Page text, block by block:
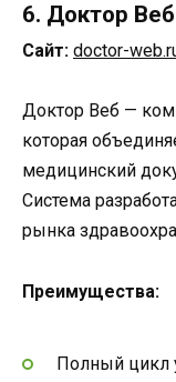
6. Доктор Веб
Сайт: doctor-
Доктор Веб —
которая
медицинский
Система
рынка
Преимущества:
Полный цикл